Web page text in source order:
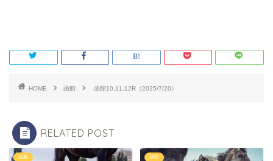
HOME 函館 函館10,11,12R（2025/7/20）
RELATED POST
福島 函館